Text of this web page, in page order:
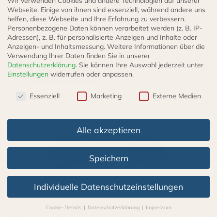
Stutzen
Die Knotenkette mit Anschlüssen gibt es
auch in anderen Längen.
Weitere Produkte
Bremsschlauch – Set für Mercedes W123 bis
Webseite. Einige von ihnen sind essenziell, während andere uns
helfen, diese Webseite und Ihre Erfahrung zu verbessern.
Personenbezogene Daten können verarbeitet werden (z. B. IP-
Adressen), z. B. für personalisierte Anzeigen und Inhalte oder
Anzeigen- und Inhaltsmessung. Weitere Informationen über die
Verwendung Ihrer Daten finden Sie in unserer
Datenschutzerklärung. Sie können Ihre Auswahl jederzeit unter
Einstellungen widerrufen oder anpassen.
Essenziell Marketing Externe Medien
Alle akzeptieren
Speichern
Individuelle Datenschutzeinstellungen
Cookie-Details Datenschutzerklärung Impressum